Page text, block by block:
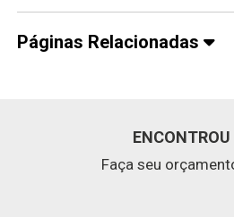
Páginas Relacionadas
ENCONTROU
Faça seu